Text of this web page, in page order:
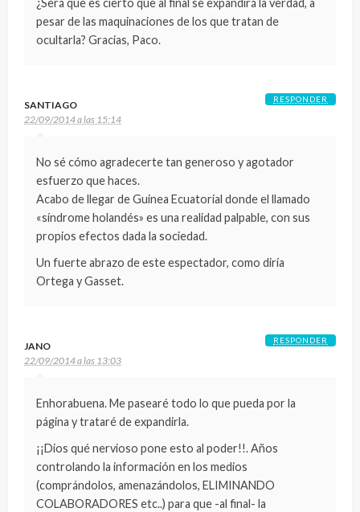
pesar de las maquinaciones de los que tratan de
ocultarla? Gracias, Paco.
SANTIAGO
22/09/2014 a las 15:14
No sé cómo agradecerte tan generoso y agotador
esfuerzo que haces.
Acabo de llegar de Guinea Ecuatorial donde el llamado
«síndrome holandés» es una realidad palpable, con sus
propios efectos dada la sociedad.
Un fuerte abrazo de este espectador, como diría
Ortega y Gasset.
RESPONDER
JANO
22/09/2014 a las 13:03
Enhorabuena. Me pasearé todo lo que pueda por la
página y trataré de expandirla.
¡¡Dios qué nervioso pone esto al poder!!. Años
controlando la información en los medios
(comprándolos, amenazándolos, ELIMINANDO
COLABORADORES etc..) para que -al final- la
RESPONDER